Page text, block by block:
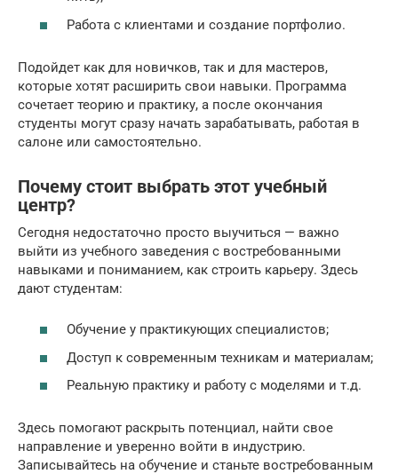
Работа с клиентами и создание портфолио.
Подойдет как для новичков, так и для мастеров,
которые хотят расширить свои навыки. Программа
сочетает теорию и практику, а после окончания
студенты могут сразу начать зарабатывать, работая в
салоне или самостоятельно.
Почему стоит выбрать этот учебный
центр?
Сегодня недостаточно просто выучиться — важно
выйти из учебного заведения с востребованными
навыками и пониманием, как строить карьеру. Здесь
дают студентам:
Обучение у практикующих специалистов;
Доступ к современным техникам и материалам;
Реальную практику и работу с моделями и т.д.
Здесь помогают раскрыть потенциал, найти свое
направление и уверенно войти в индустрию.
Записывайтесь на обучение и станьте востребованным